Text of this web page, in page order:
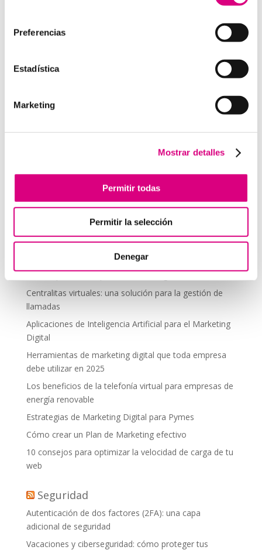
Preferencias
Estadística
Marketing
Mostrar detalles
Permitir todas
Permitir la selección
Denegar
cliente.
Enviar comentario
comentario.
Telefonía Virtual
Interfonos IP para aerogeneradores: comunicación
desde donde estés
Tendencias actuales en marketing y publicidad que
debes aplicar en tu plan de marketing
Centralitas virtuales: una solución para la gestión de
llamadas
Aplicaciones de Inteligencia Artificial para el Marketing
Digital
Herramientas de marketing digital que toda empresa
debe utilizar en 2025
Los beneficios de la telefonía virtual para empresas de
energía renovable
Estrategias de Marketing Digital para Pymes
Cómo crear un Plan de Marketing efectivo
10 consejos para optimizar la velocidad de carga de tu
web
Seguridad
Autenticación de dos factores (2FA): una capa
adicional de seguridad
Vacaciones y ciberseguridad: cómo proteger tus